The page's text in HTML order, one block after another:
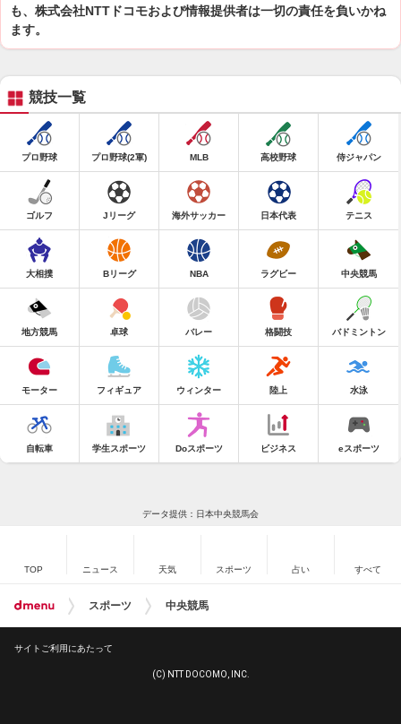
も、株式会社NTTドコモおよび情報提供者は一切の責任を負いかね
ます。
競技一覧
プロ野球 プロ野球(2軍) MLB 高校野球 侍ジャパン
ゴルフ Jリーグ 海外サッカー 日本代表 テニス
大相撲 Bリーグ NBA ラグビー 中央競馬
地方競馬 卓球 バレー 格闘技 バドミントン
モーター フィギュア ウィンター 陸上 水泳
自転車 学生スポーツ Doスポーツ ビジネス eスポーツ
データ提供：日本中央競馬会
TOP ニュース 天気 スポーツ 占い すべて
スポーツ 中央競馬
サイトご利用にあたって
(C) NTT DOCOMO, INC.